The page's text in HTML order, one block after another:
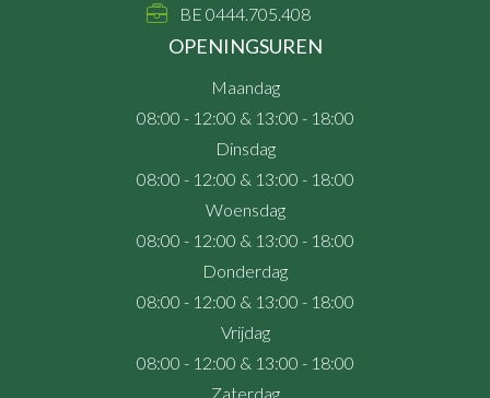
BE 0444.705.408
OPENINGSUREN
Maandag
08:00 - 12:00 & 13:00 - 18:00
Dinsdag
08:00 - 12:00 & 13:00 - 18:00
Woensdag
08:00 - 12:00 & 13:00 - 18:00
Donderdag
08:00 - 12:00 & 13:00 - 18:00
Vrijdag
08:00 - 12:00 & 13:00 - 18:00
Zaterdag